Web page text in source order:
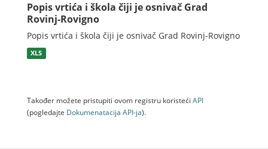
Popis vrtića i škola čiji je osnivač Grad
Rovinj-Rovigno
Popis vrtića i škola čiji je osnivač Grad Rovinj-Rovigno
XLS
Također možete pristupiti ovom registru koristeći API
(pogledajte Dokumenаtаcijа API-jа).